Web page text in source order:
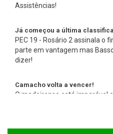
Assistências!
Já começou a última
PEC 19 - Rosário 2 assinala o
parte em vantagem mas
dizer!
Camacho volta a vencer!
O madeirense está imparável
Pargo 2, com 00:08:08,0,